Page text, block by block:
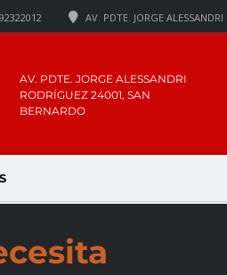
AV. PDTE. JORGE
AV. PDTE. JORGE ALESSANDRI
RODRÍGUEZ 24001, SAN
BERNARDO